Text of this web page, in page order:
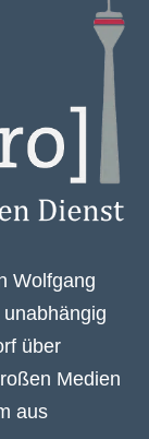
Wolfgang
über
Medien
aus